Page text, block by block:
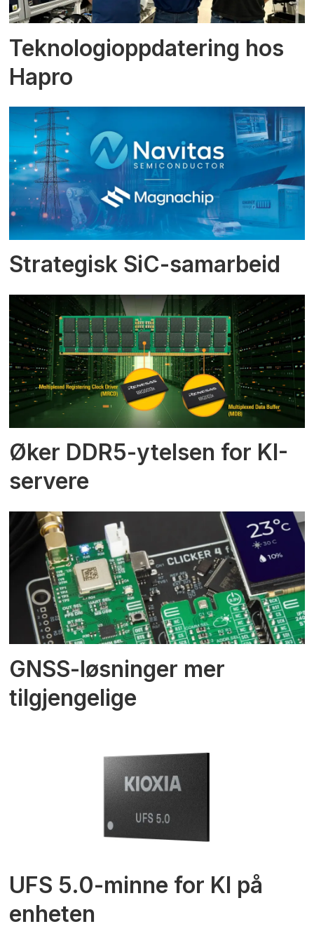
Teknologioppdatering hos
Hapro
Strategisk SiC-samarbeid
Øker DDR5-ytelsen for KI-
servere
GNSS-løsninger mer
tilgjengelige
UFS 5.0-minne for KI på
enheten